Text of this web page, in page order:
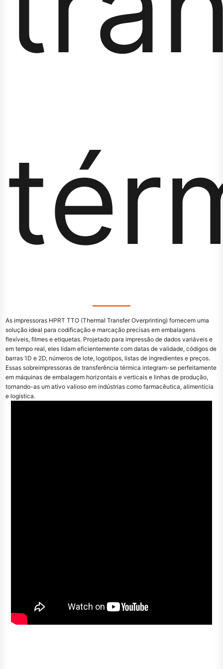
As impressoras HPRT TTO (Thermal Transfer Overprinting) fornecem uma
solução ideal para codificação e marcação precisas em embalagens
flexíveis, filmes e etiquetas. Projetado para impressão de dados variáveis e
em tempo real, eles lidam eficientemente com datas de validade, códigos de
barras 1D e 2D, números de lote, logotipos, listas de ingredientes e preços.
Essas sobreimpressoras de transferência térmica integram-se perfeitamente
em máquinas de embalagem horizontais e verticais e linhas de produção,
tornando-as um ativo valioso em indústrias como farmacêutica, alimentícia
e logística.